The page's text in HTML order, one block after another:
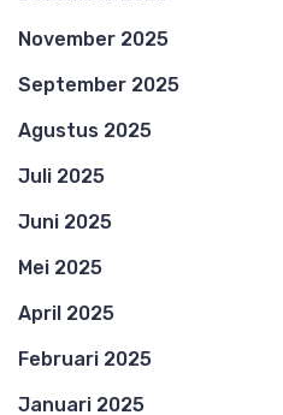
November 2025
September 2025
Agustus 2025
Juli 2025
Juni 2025
Mei 2025
April 2025
Februari 2025
Januari 2025